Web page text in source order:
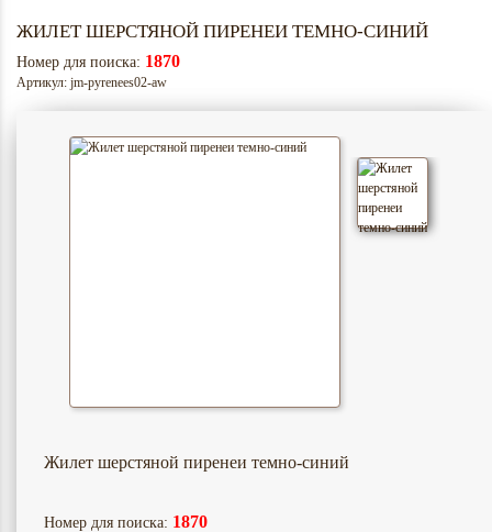
ЖИЛЕТ ШЕРСТЯНОЙ ПИРЕНЕИ ТЕМНО-СИНИЙ
Номер для поиска: 1870
Артикул: jm-pyrenees02-aw
Жилет шерстяной пиренеи темно-синий
Номер для поиска: 1870